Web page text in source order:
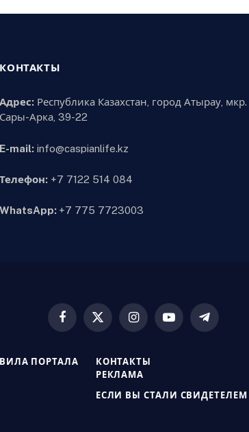
КОНТАКТЫ
Адрес: Республика Казахстан, город Атырау, мкр.
Сары-Арка, 39-22
E-mail: info@caspianlife.kz
Телефон: +7 7122 514 084
WhatsApp: +7 775 7723003
Facebook
X
InstagramYouTubeTelegram
ПОРТАЛА
КОНТАКТЫ
РЕКЛАМА
ЕСЛИ ВЫ СТАЛИ